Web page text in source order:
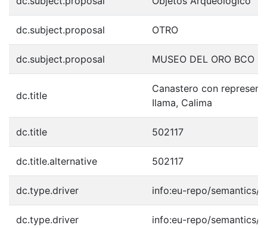
dc.subject.proposal OTRO
dc.subject.proposal MUSEO DEL ORO BCO
dc.title
Canastero con
Ilama, Calima
dc.title 502117
dc.title.alternative 502117
dc.type.driver info:eu-repo/semantics/
dc.type.driver info:eu-repo/semantics/